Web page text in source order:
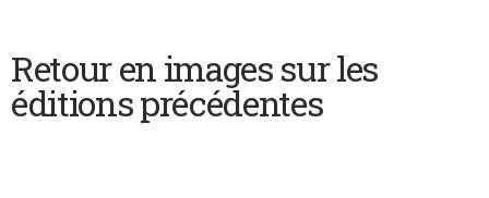
Retour en images sur les
éditions précédentes